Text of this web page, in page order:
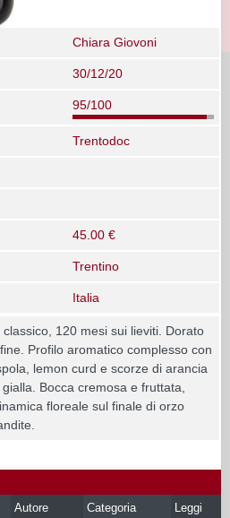
Chiara Giovoni
30/12/20
95/100
Trentodoc
45.00 €
Trentino
Italia
120 mesi sui lieviti. Dorato
Profilo aromatico complesso con
lemon curd e scorze di arancia
Bocca cremosa e fruttata,
floreale sul finale di orzo
Autore Categoria Leggi